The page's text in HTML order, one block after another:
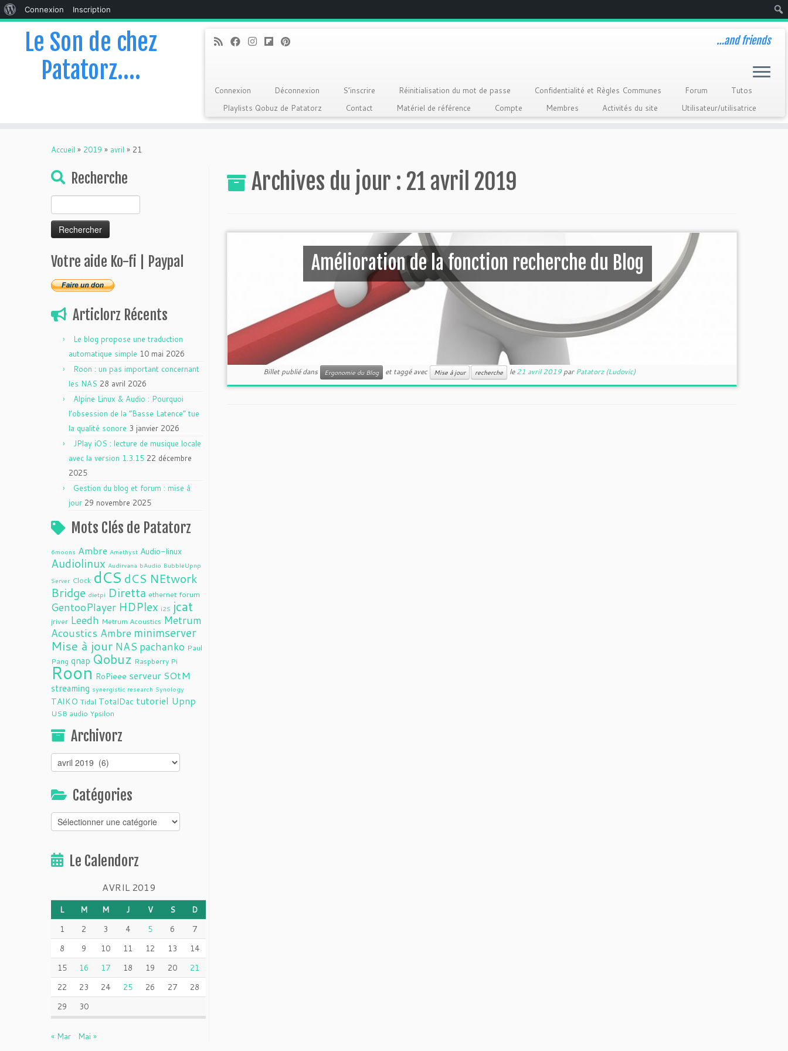
WordPress
Connexion
Inscription
Le Son de chez
Patatorz….
…and friends
Connexion Déconnexion S’inscrire Réinitialisation du mot de passe Confidentialité et Règles Communes Forum
Tutos
Playlists Qobuz de Patatorz
Contact Matériel de référence Compte Membres Activités du site Utilisateur/utilisatrice
Accueil » 2019 » avril » 21
Recherche
Votre aide Ko-fi | Paypal
Articlorz Récents
Le blog propose une traduction
automatique simple 10 mai 2026
Roon : un pas important concernant
les NAS 28 avril 2026
Alpine Linux & Audio : Pourquoi
l’obsession de la “Basse Latence” tue
la qualité sonore 3 janvier 2026
JPlay iOS : lecture de musique locale
avec la version 1.3.15 22 décembre
2025
Gestion du blog et forum : mise à
jour 29 novembre 2025
Mots Clés de Patatorz
6moons Ambre Amethyst Audio-linux
Audiolinux Audirvana bAudio BubbleUpnp
Server Clock dCS dCS NEtwork
Bridge dietpi Diretta ethernet forum
GentooPlayer HDPlex i2S jcat
jriver Leedh Metrum Acoustics Metrum
Acoustics Ambre minimserver
Mise à jour NAS pachanko Paul
Pang qnap Qobuz Raspberry Pi
Roon RoPieee serveur SOtM
streaming synergistic research Synology
TAIKO Tidal TotalDac tutoriel Upnp
USB audio Ypsilon
Archivorz
Archivorz
Catégories
Catégories
Le Calendorz
AVRIL 2019
L M M J V S
D
1
2 3 4 5 6
7
8
9 10 11 12 13
14
15
16 17 18 19 20
21
22
23 24 25 26 27
28
29
30
« Mar Mai »
Archives du jour : 21 avril 2019
Amélioration de la fonction recherche du Blog
Billet publié dans Ergonomie du Blog et taggé avec Mise à jour recherche le21 avril 2019 parPatatorz (Ludovic)